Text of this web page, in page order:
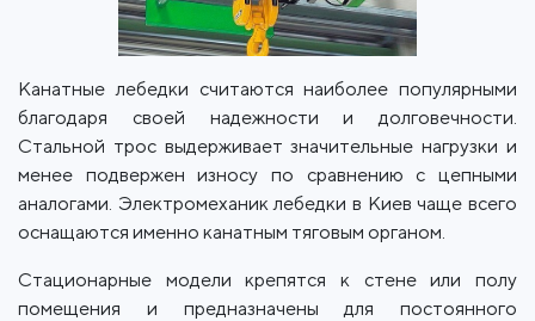
Канатные лебедки считаются наиболее популярными
благодаря своей надежности и долговечности.
Стальной трос выдерживает значительные нагрузки и
менее подвержен износу по сравнению с цепными
аналогами. Электромеханик лебедки в Киев чаще всего
оснащаются именно канатным тяговым органом.
Стационарные модели крепятся к стене или полу
помещения и предназначены для постоянного